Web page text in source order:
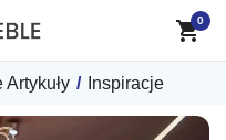
/ Inspiracje
0